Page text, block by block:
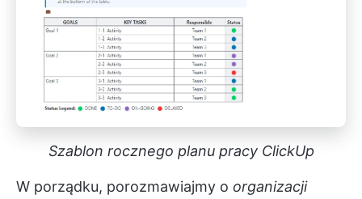
Szablon rocznego planu pracy ClickUp
W porządku, porozmawiajmy o organizacji